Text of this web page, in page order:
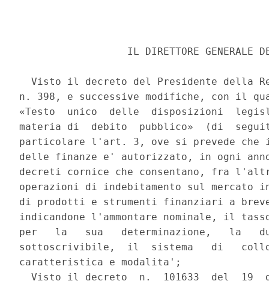
IL DIRETTORE GENERALE
Visto il decreto del Presidente della
n. 398, e successive modifiche, con il
«Testo  unico  delle  disposizioni
materia di  debito  pubblico»  (di
particolare l'art. 3, ove si prevede che
delle finanze e' autorizzato, in ogni
decreti cornice che consentano, fra
operazioni di indebitamento sul mercato
di prodotti e strumenti finanziari a
indicandone l'ammontare nominale, il
per   la   sua   determinazione,   la
sottoscrivibile,  il  sistema   di
caratteristica e modalita';
Visto il decreto  n.  101633  del  19